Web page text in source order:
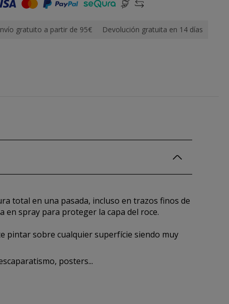
gratuito a partir de 95€ Devolución gratuita en 14 días
total en una pasada, incluso en trazos finos de
en spray para proteger la capa del roce.
pintar sobre cualquier superfície siendo muy
posters...